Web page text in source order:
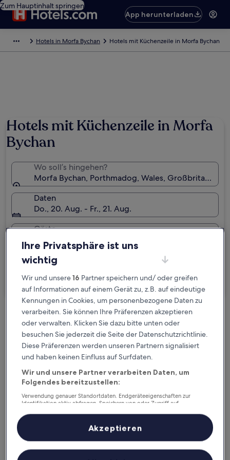
Zum Hauptinhalt springen
App herunterladen
Hotels in Morfa Bychan Hotels mit Küchenzeile in Morfa Bychan
Hotels mit Küchenzeile in Morfa
Bychan
Wo soll’s hingehen?
Morfa Bychan, Porthmadog, Wales, Großbritannien
Daten
Do., 20. Aug. - Fr., 21. Aug.
Gäste
2 Reisende, 1 Zimmer
Ich reise geschäftlich
Suchen
Kostenlose Stornierung bei
Planänderungen
Verdiene Prämien für jede
wahrgenommene Übernachtung
Mehr sparen mit Preisen für Mitglieder
Überprüfe die Preise für diese Daten
Ihre Privatsphäre ist uns
wichtig
Wir und unsere16 Partner speichern und/ oder greifen
auf Informationen auf einem Gerät zu, z.B. auf eindeutige
Kennungen in Cookies, um personenbezogene Daten zu
verarbeiten. Sie können Ihre Präferenzen akzeptieren
oder verwalten. Klicken Sie dazu bitte unten oder
besuchen Sie jederzeit die Seite der Datenschutzrichtlinie.
Diese Präferenzen werden unseren Partnern signalisiert
und haben keinen Einfluss auf Surfdaten.
Wir und unsere Partner verarbeiten Daten, um
Folgendes bereitzustellen:
Verwendung genauer Standortdaten. Endgeräteeigenschaften zur
Identifikation aktiv abfragen. Speichern von oder Zugriff auf
Inhalte, Messung von Werbeleistung und der Performance von Inhalten,
Zielgruppenforschung sowie Entwicklung und Verbesserung von
Liste der Partner (Lieferanten)
Akzeptieren